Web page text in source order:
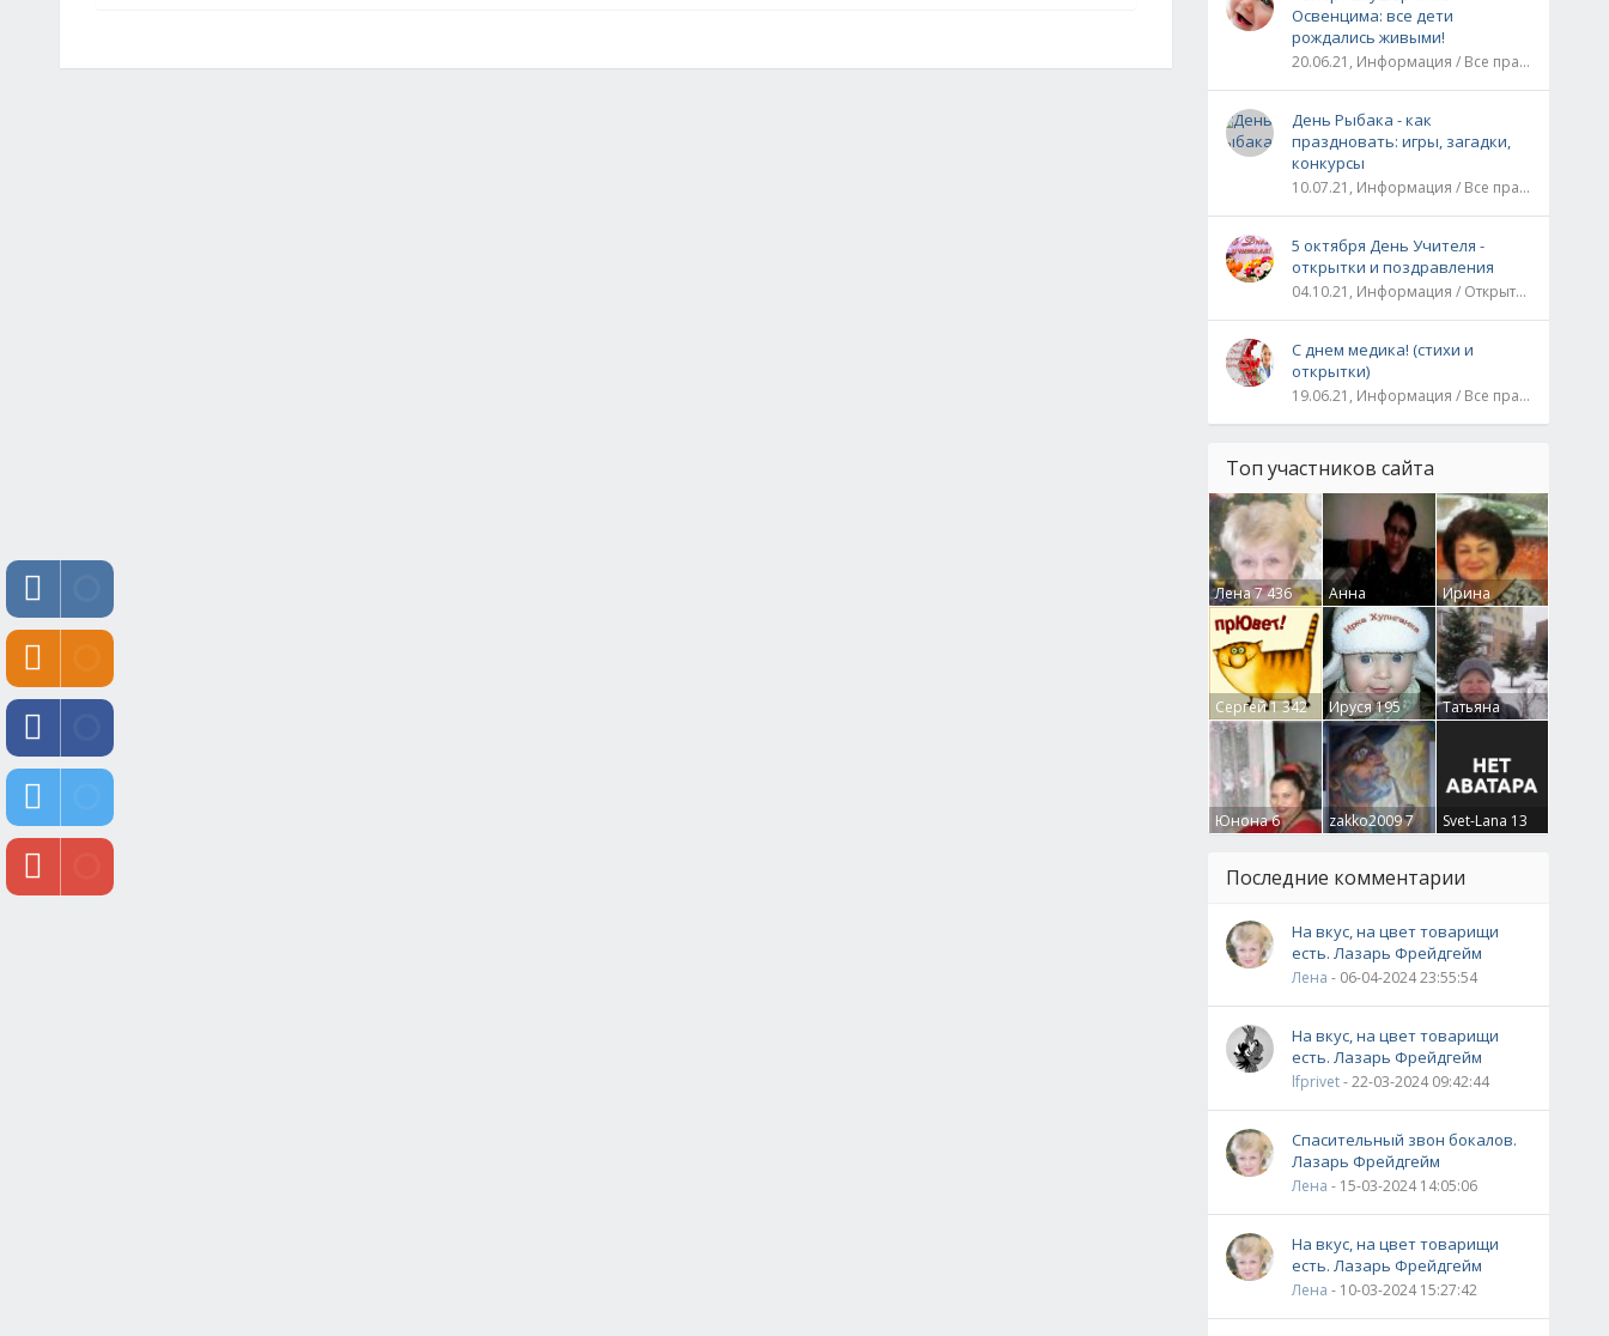
Освенцима: все дети
рождались живыми!
20.06.21, Информация / Все праздники / Рассказы и истории
День Рыбака - как
праздновать: игры, загадки,
конкурсы
10.07.21, Информация / Все праздники
5 октября День Учителя -
открытки и поздравления
04.10.21, Информация / Открытки / Все праздники
С днем медика! (стихи и
открытки)
19.06.21, Информация / Все праздники
Топ участников сайта
Лена7 436
Анна
Гумлевая0
Ирина
Бруцкая41
Сергей1 342 Ируся195
Татьяна
Крючкова0
Юнона6 zakko20097 Svet-Lana 13
Последние комментарии
На вкус, на цвет товарищи
есть. Лазарь Фрейдгейм
Лена - 06-04-2024 23:55:54
На вкус, на цвет товарищи
есть. Лазарь Фрейдгейм
lfprivet- 22-03-2024 09:42:44
Спасительный звон бокалов.
Лазарь Фрейдгейм
Лена - 15-03-2024 14:05:06
На вкус, на цвет товарищи
есть. Лазарь Фрейдгейм
Лена - 10-03-2024 15:27:42